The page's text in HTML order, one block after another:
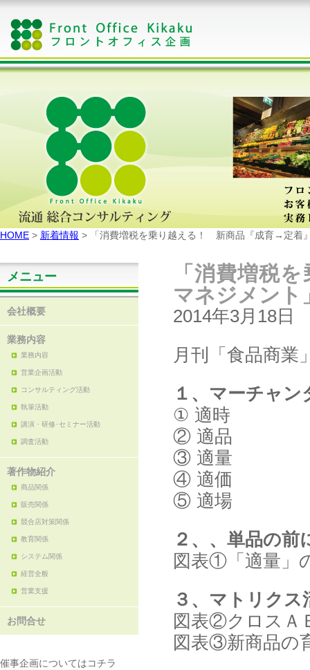
HOME > 新着情報 > 「消費増税を乗り越える！ 新商品『成育→定着
メニュー
会社概要
業務内容
業務内容
営業企画活動
コンサルティング活動
執筆活動
講演・研修･セミナー活動
調査活動
著作物紹介
商品関係
販売関係
競合店対策関係
教育関係
システム関係
経営全般
営業支援
お問合せ
催事企画についてはコチラ
「消費増税
マネジメント
2014年3月18日
月刊「食品商業
１、マーチャ
① 適時
② 適品
③ 適量
④ 適価
⑤ 適場
２、、単品の前
図表①「適量」
３、マトリク
図表②クロスＡ
図表③新商品の